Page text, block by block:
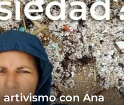
artivismo con Ana